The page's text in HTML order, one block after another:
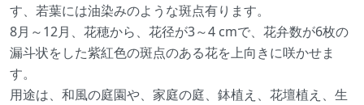
す、若葉には油染みのような斑点有ります。
8月～12月、花穂から、花径が3～4 cmで、花弁数が6枚の
漏斗状をした紫紅色の斑点のある花を上向きに咲かせま
す。
用途は、和風の庭園や、家庭の庭、鉢植え、花壇植え、生